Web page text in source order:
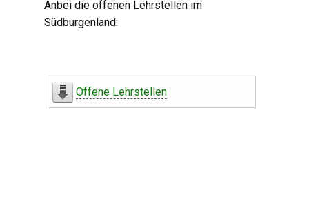
Anbei die offenen Lehrstellen im
Südburgenland:
Offene Lehrstellen